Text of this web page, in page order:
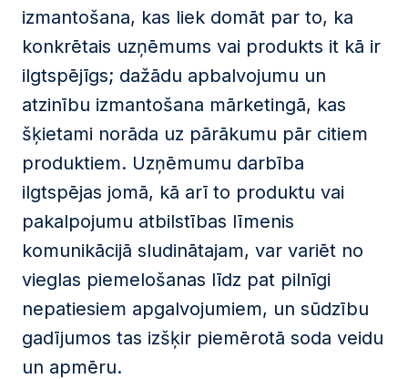
izmantošana, kas liek domāt par to, ka
konkrētais uzņēmums vai produkts it kā ir
ilgtspējīgs; dažādu apbalvojumu un
atzinību izmantošana mārketingā, kas
šķietami norāda uz pārākumu pār citiem
produktiem. Uzņēmumu darbība
ilgtspējas jomā, kā arī to produktu vai
pakalpojumu atbilstības līmenis
komunikācijā sludinātajam, var variēt no
vieglas piemelošanas līdz pat pilnīgi
nepatiesiem apgalvojumiem, un sūdzību
gadījumos tas izšķir piemērotā soda veidu
un apmēru.